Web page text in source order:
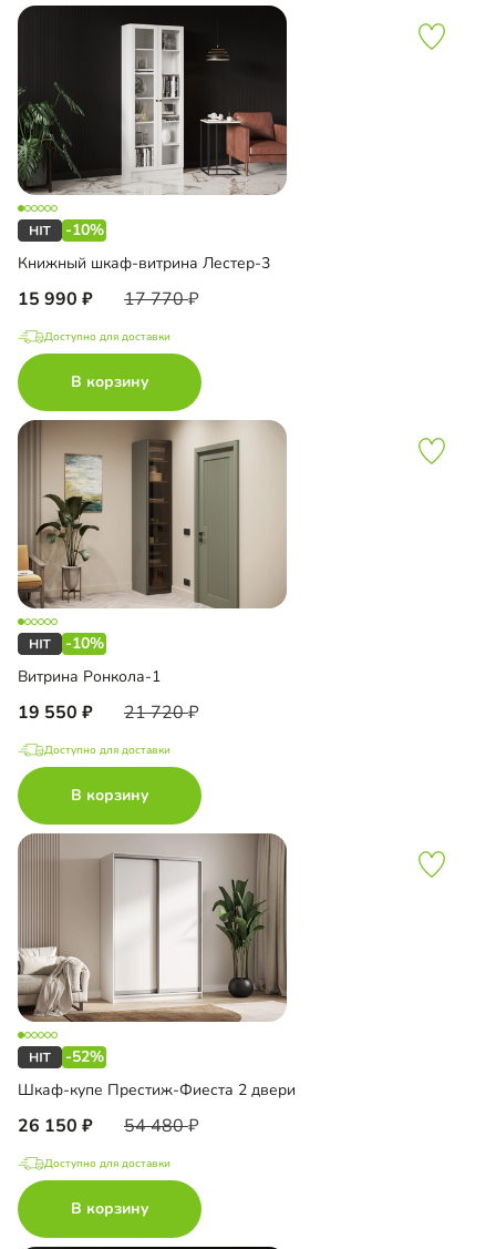
-10%
Книжный шкаф-витрина Лестер-3
15 990 17 770
Доступно для доставки
В корзину
-10%
Витрина Ронкола-1
19 550 21 720
Доступно для доставки
В корзину
-52%
Шкаф-купе Престиж-Фиеста 2 двери
26 150 54 480
Доступно для доставки
В корзину